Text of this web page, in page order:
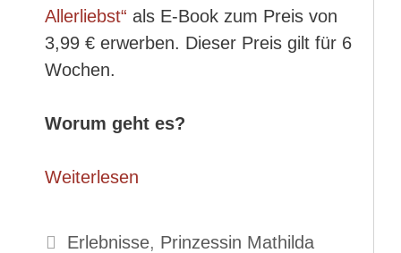
Allerliebst“ als E-Book zum Preis von
3,99 € erwerben. Dieser Preis gilt für 6
Wochen.
Worum geht es?
Weiterlesen
Kategorien
Erlebnisse, Prinzessin Mathilda